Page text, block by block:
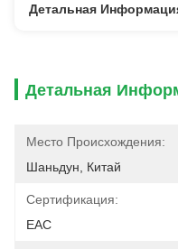
Детальная
Детальная
Место Происхождения:
Шаньдун, Китай
Сертификация:
EAC